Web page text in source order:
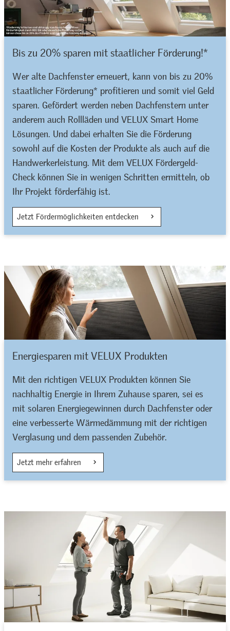
Bis zu 20% sparen mit staatlicher Förderung!*
Wer alte Dachfenster erneuert, kann von bis zu 20%
staatlicher Förderung* profitieren und somit viel Geld
sparen. Gefördert werden neben Dachfenstern unter
anderem auch Rollläden und VELUX Smart Home
Lösungen. Und dabei erhalten Sie die Förderung
sowohl auf die Kosten der Produkte als auch auf die
Handwerkerleistung. Mit dem VELUX Fördergeld-
Check können Sie in wenigen Schritten ermitteln, ob
Ihr Projekt förderfähig ist.
Jetzt Fördermöglichkeiten entdecken
Energiesparen mit VELUX Produkten
Mit den richtigen VELUX Produkten können Sie
nachhaltig Energie in Ihrem Zuhause sparen, sei es
mit solaren Energiegewinnen durch Dachfenster oder
eine verbesserte Wärmedämmung mit der richtigen
Verglasung und dem passenden Zubehör.
Jetzt mehr erfahren